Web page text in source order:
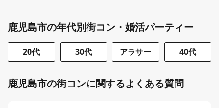
鹿児島市の年代別街コン・婚活パーティー
20代 30代 アラサー 40代
鹿児島市の街コンに関するよくある質問